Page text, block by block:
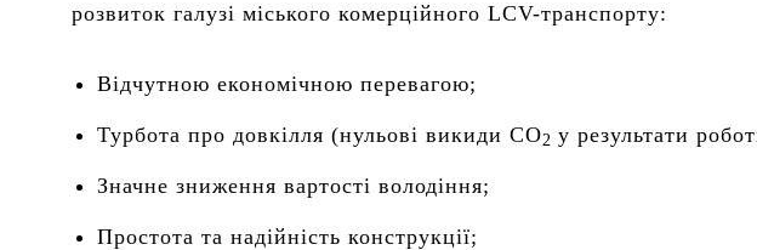
розвиток галузі міського комерційного LCV-транспорту:
Відчутною економічною перевагою;
Турбота про довкілля (нульові викиди CO2у результати
Значне зниження вартості володіння;
Простота та надійність конструкції;